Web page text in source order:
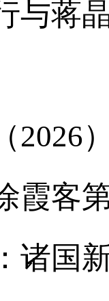
与蒋
2026
霞客
诸国